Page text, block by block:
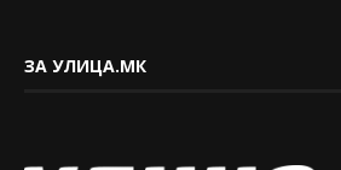
ЗА УЛИЦА.МК